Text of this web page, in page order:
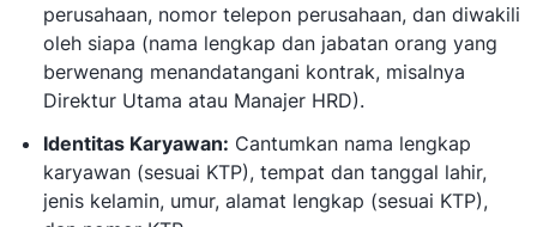
perusahaan, nomor telepon perusahaan, dan diwakili
oleh siapa (nama lengkap dan jabatan orang yang
berwenang menandatangani kontrak, misalnya
Direktur Utama atau Manajer HRD).
Identitas Karyawan: Cantumkan nama lengkap
karyawan (sesuai KTP), tempat dan tanggal lahir,
jenis kelamin, umur, alamat lengkap (sesuai KTP),